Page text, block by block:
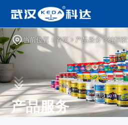
当前位置：首页 >产品服务>硅酮胶
产品服务